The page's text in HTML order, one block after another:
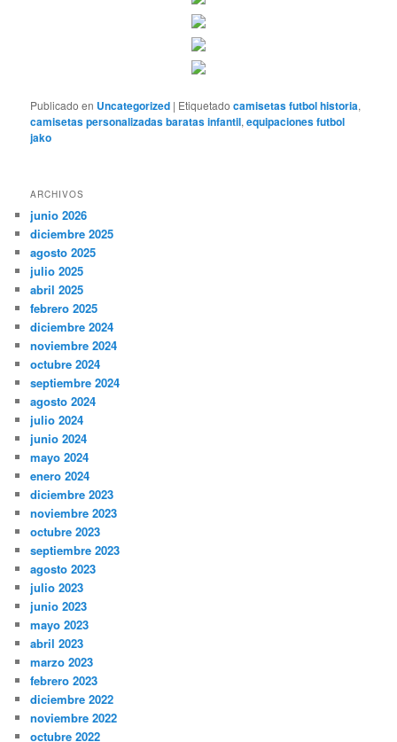
Publicado en Uncategorized | Etiquetado camisetas futbol historia,
camisetas personalizadas baratas infantil,equipaciones futbol
jako
ARCHIVOS
junio 2026
diciembre 2025
agosto 2025
julio 2025
abril 2025
febrero 2025
diciembre 2024
noviembre 2024
octubre 2024
septiembre 2024
agosto 2024
julio 2024
junio 2024
mayo 2024
enero 2024
diciembre 2023
noviembre 2023
octubre 2023
septiembre 2023
agosto 2023
julio 2023
junio 2023
mayo 2023
abril 2023
marzo 2023
febrero 2023
diciembre 2022
noviembre 2022
octubre 2022